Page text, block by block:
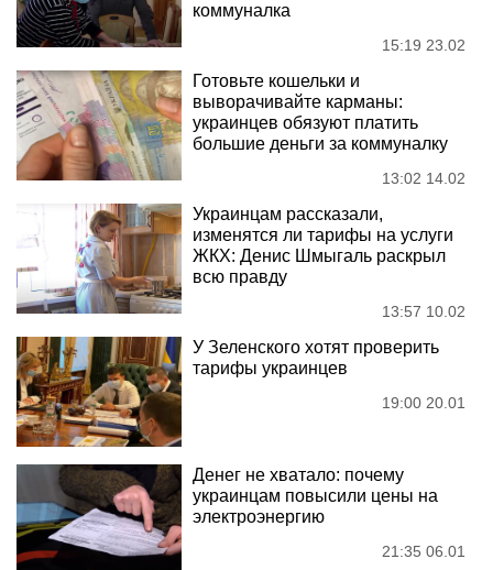
коммуналка
15:19 23.02
Готовьте кошельки и
выворачивайте карманы:
украинцев обязуют платить
большие деньги за коммуналку
13:02 14.02
Украинцам рассказали,
изменятся ли тарифы на услуги
ЖКХ: Денис Шмыгаль раскрыл
всю правду
13:57 10.02
У Зеленского хотят проверить
тарифы украинцев
19:00 20.01
Денег не хватало: почему
украинцам повысили цены на
электроэнергию
21:35 06.01